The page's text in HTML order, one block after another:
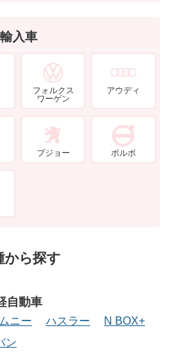
輸入車
フォルクス
ワーゲン
アウディ
プジョー ボルボ
から探す
自動車
ニー ハスラー
N BOX+
ン